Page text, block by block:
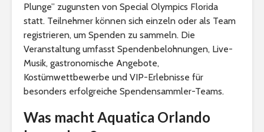
Plunge” zugunsten von Special Olympics Florida
statt. Teilnehmer können sich einzeln oder als Team
registrieren, um Spenden zu sammeln. Die
Veranstaltung umfasst Spendenbelohnungen, Live-
Musik, gastronomische Angebote,
Kostümwettbewerbe und VIP-Erlebnisse für
besonders erfolgreiche Spendensammler-Teams.
Was macht Aquatica Orlando